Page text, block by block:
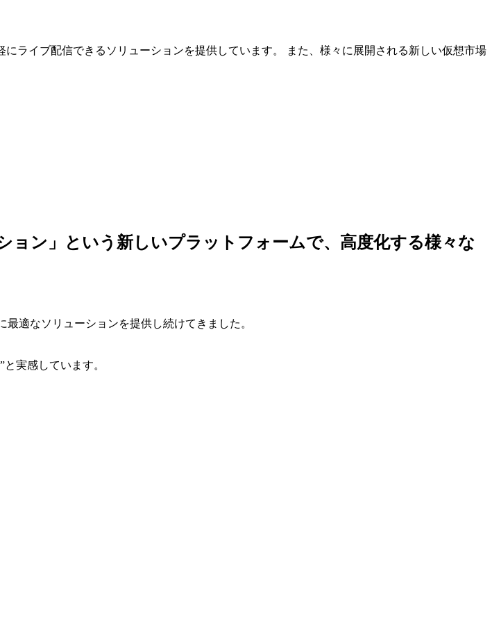
ライブ配信できるソリューションを提供しています。 また、様々に展開される新しい仮想市場
ン」という新しいプラットフォームで、高度化する様々な
適なソリューションを提供し続けてきました。
実感しています。